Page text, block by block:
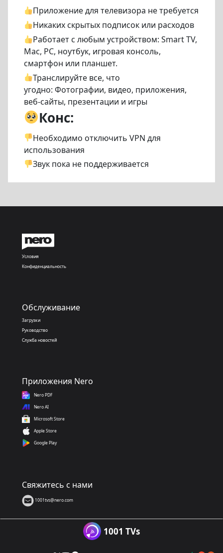
Приложение для телевизора не требуется
Никаких скрытых подписок или расходов
Работает с любым устройством: Smart TV,
Mac, PC, ноутбук, игровая консоль,
смартфон или планшет.
Транслируйте все, что
угодно: Фотографии, видео, приложения,
веб-сайты, презентации и игры
Конс:
Необходимо отключить VPN для
использования
Звук пока не поддерживается
Условия
Конфиденциальность
Обслуживание
Загрузки
Руководство
Служба новостей
Приложения Nero
Nero PDF
Nero AI
Microsoft Store
Apple Store
Google Play
Свяжитесь с нами
1001tvs@nero.com
1001 TVs